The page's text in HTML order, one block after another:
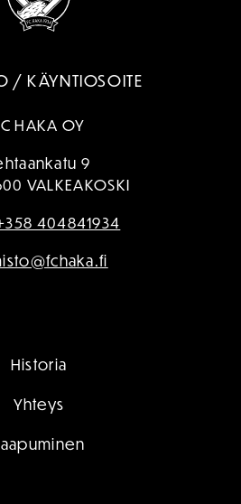
/ KÄYNTIOSOITE
HAKA OY
9
VALKEAKOSKI
404841934
Historia
Yhteys